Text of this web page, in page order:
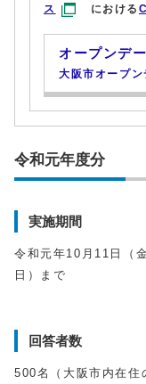
ス
における
オープンデ
大阪市オープ
令和元年度分
実施期間
令和元年10月11日（
日）まで
回答者数
500名（大阪市内在住